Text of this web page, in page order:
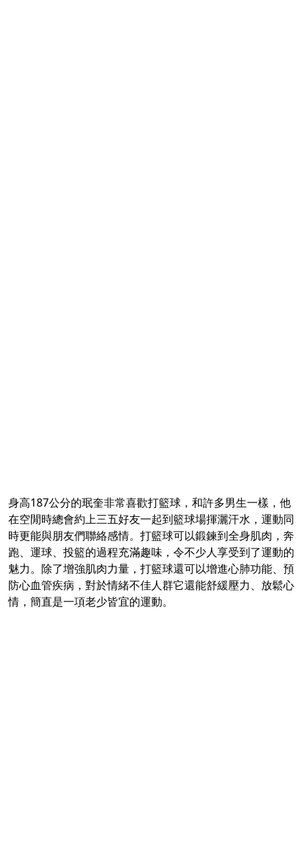
身高187公分的珉奎非常喜歡打籃球，和許多男生一樣，他
在空閒時總會約上三五好友一起到籃球場揮灑汗水，運動同
時更能與朋友們聯絡感情。打籃球可以鍛鍊到全身肌肉，奔
跑、運球、投籃的過程充滿趣味，令不少人享受到了運動的
魅力。除了增強肌肉力量，打籃球還可以增進心肺功能、預
防心血管疾病，對於情緒不佳人群它還能舒緩壓力、放鬆心
情，簡直是一項老少皆宜的運動。